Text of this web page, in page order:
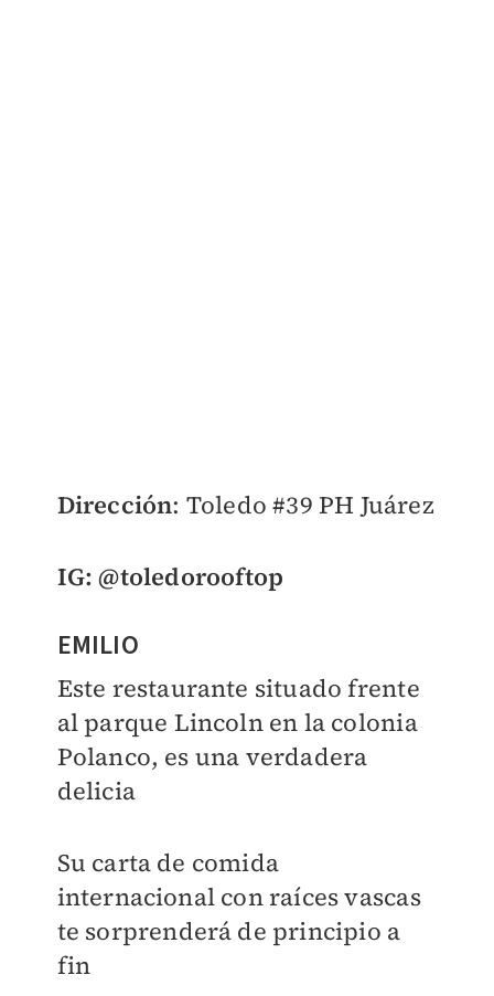
Dirección: Toledo #39 PH Juárez
IG: @toledorooftop
EMILIO
Este restaurante situado frente
al parque Lincoln en la colonia
Polanco, es una verdadera
delicia
Su carta de comida
internacional con raíces vascas
te sorprenderá de principio a
fin